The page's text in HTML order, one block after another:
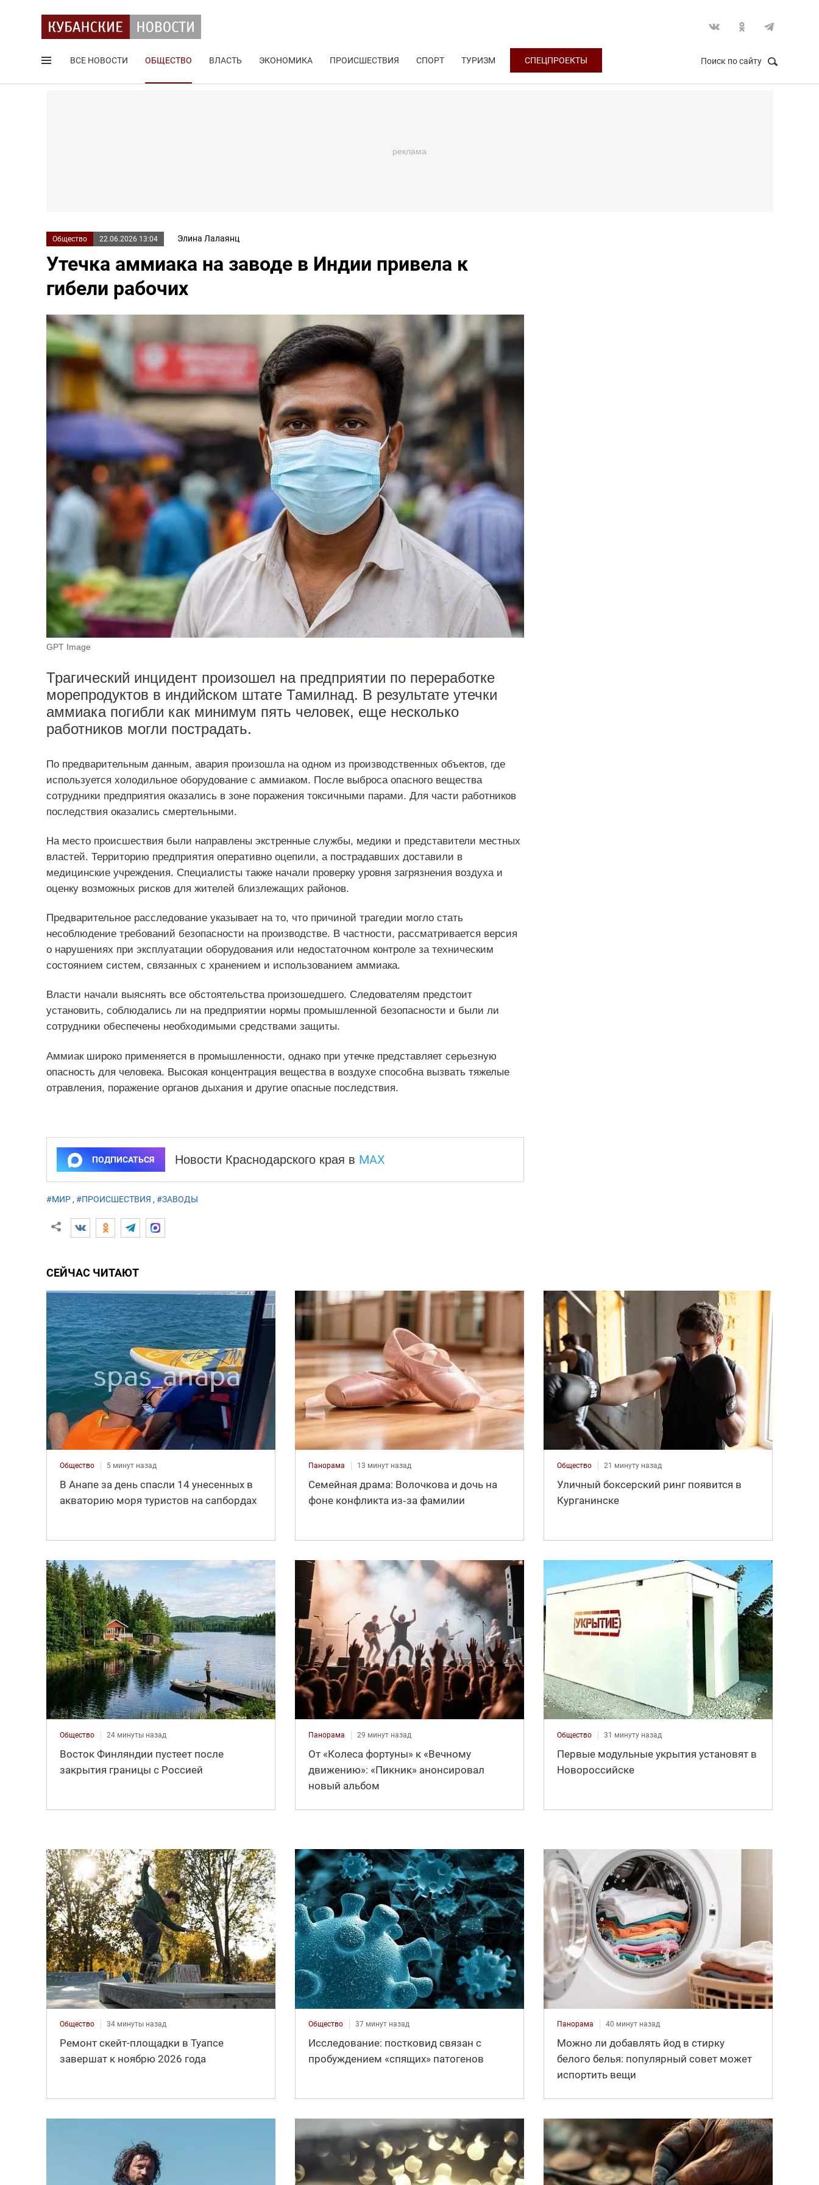
ВСЕ НОВОСТИ ОБЩЕСТВО ВЛАСТЬ ЭКОНОМИКА ПРОИСШЕСТВИЯ СПОРТ ТУРИЗМ СПЕЦПРОЕКТЫ Поиск по сайту
Общество 22.06.2026 13:04 Элина Лалаянц
Утечка аммиака на заводе в Индии привела к
гибели рабочих
GPT Image
Трагический инцидент произошел на предприятии по переработке
морепродуктов в индийском штате Тамилнад. В результате утечки
аммиака погибли как минимум пять человек, еще несколько
работников могли пострадать.
По предварительным данным, авария произошла на одном из производственных объектов, где
используется холодильное оборудование с аммиаком. После выброса опасного вещества
сотрудники предприятия оказались в зоне поражения токсичными парами. Для части работников
последствия оказались смертельными.
На место происшествия были направлены экстренные службы, медики и представители местных
властей. Территорию предприятия оперативно оцепили, а пострадавших доставили в
медицинские учреждения. Специалисты также начали проверку уровня загрязнения воздуха и
оценку возможных рисков для жителей близлежащих районов.
Предварительное расследование указывает на то, что причиной трагедии могло стать
несоблюдение требований безопасности на производстве. В частности, рассматривается версия
о нарушениях при эксплуатации оборудования или недостаточном контроле за техническим
состоянием систем, связанных с хранением и использованием аммиака.
Власти начали выяснять все обстоятельства произошедшего. Следователям предстоит
установить, соблюдались ли на предприятии нормы промышленной безопасности и были ли
сотрудники обеспечены необходимыми средствами защиты.
Аммиак широко применяется в промышленности, однако при утечке представляет серьезную
опасность для человека. Высокая концентрация вещества в воздухе способна вызвать тяжелые
отравления, поражение органов дыхания и другие опасные последствия.
ПОДПИСАТЬСЯ Новости Краснодарского края в MAX
#МИР, #ПРОИСШЕСТВИЯ , #ЗАВОДЫ
СЕЙЧАС ЧИТАЮТ
Общество 5 минут назад
В Анапе за день спасли 14 унесенных в
акваторию моря туристов на сапбордах
Панорама 13 минут назад
Семейная драма: Волочкова и дочь на
фоне конфликта из‑за фамилии
Общество 21 минуту назад
Уличный боксерский ринг появится в
Курганинске
Общество 24 минуты назад
Восток Финляндии пустеет после
закрытия границы с Россией
Панорама 29 минут назад
От «Колеса фортуны» к «Вечному
движению»: «Пикник» анонсировал
новый альбом
Общество 31 минуту назад
Первые модульные укрытия установят в
Новороссийске
Общество 34 минуты назад
Ремонт скейт-площадки в Туапсе
завершат к ноябрю 2026 года
Общество 37 минут назад
Исследование: постковид связан с
пробуждением «спящих» патогенов
Панорама 40 минут назад
Можно ли добавлять йод в стирку
белого белья: популярный совет может
испортить вещи